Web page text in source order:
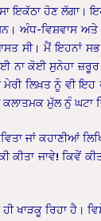
ਇਕੱਠਾ ਹੋਣ ਲੱਗਾ।
ਅੰਧ-ਵਿਸ਼ਵਾਸ ਅਤੇ
ਸੀ। ਮੈਂ ਇਹਨਾਂ
ਨਾ ਕੋਈ ਸੁਨੇਹਾ
ਲਿਖ਼ਤ ਨੂੰ ਵੀ ਇਹ
ਕਲਾਤਮਕ ਮੁੱਲ ਨੁੰ ਘਟਾ
ਜਾਂ ਕਹਾਣੀਆਂ
ਕੀਤਾ ਜਾਵੇ! ਕਿਵੇਂ
ਖਾੜਕੂ ਰਿਹਾ ਹੈ।